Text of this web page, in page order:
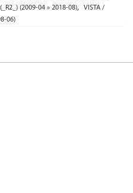
(2009-04 » 2018-08),
VISTA /
06)